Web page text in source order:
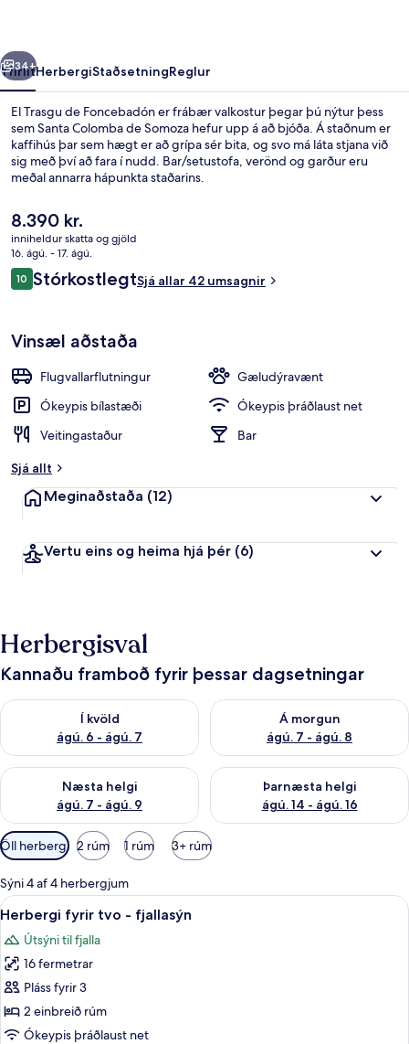
Næsta
34+
YfirlitHerbergiStaðsetningReglur
El Trasgu de Foncebadón er frábær valkostur þegar þú nýtur þess
sem Santa Colomba de Somoza hefur upp á að bjóða. Á staðnum er
kaffihús þar sem hægt er að grípa sér bita, og svo má láta stjana við
sig með því að fara í nudd. Bar/setustofa, verönd og garður eru
meðal annarra hápunkta staðarins.
Núverandi
verð
er
8.390 kr.
8.390 kr.
inniheldur skatta og gjöld
16. ágú. - 17. ágú.
Umsagnir
1010 af 10
StórkostlegtSjá allar 42 umsagnir
Vinsæl aðstaða
Flugvallarflutningur
Gæludýravænt
Ókeypis bílastæði
Ókeypis þráðlaust net
Veitingastaður
Bar
Sjá allt
Meginaðstaða (12)
Vertu eins og heima hjá þér (6)
Herbergisval
Kannaðu framboð fyrir þessar dagsetningar
Í kvöld
ágú. 6 - ágú. 7
Athuga framboð í kvöld ágú. 6 - ágú. 7
Á morgun
ágú. 7 - ágú. 8
Athuga framboð á morgun
Næsta helgi
ágú. 7 - ágú. 9
Athuga framboð næstu helgi ágú. 7 - ágú. 9
Þarnæsta helgi
ágú. 14 - ágú. 16
Athuga framboð þarnæstu
Síur
í
boði
fyrir
herbergi
Öll herbergi 2 rúm 1 rúm 3+ rúm
Sýni 4 af 4 herbergjum
Skoða
allar
myndir
fyrir
Herbergi
fyrir
tvo
Herbergi fyrir tvo - fjallasýn |
4
Herbergi fyrir tvo - fjallasýn
Útsýni til fjalla
16 fermetrar
Pláss fyrir 3
2 einbreið rúm
Ókeypis þráðlaust net